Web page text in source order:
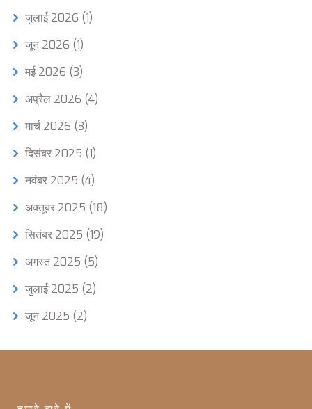
जुलाई 2026 (1)
जून 2026 (1)
मई 2026 (3)
अप्रैल 2026 (4)
मार्च 2026 (3)
दिसंबर 2025 (1)
नवंबर 2025 (4)
अक्तूबर 2025 (18)
सितंबर 2025 (19)
अगस्त 2025 (5)
जुलाई 2025 (2)
जून 2025 (2)